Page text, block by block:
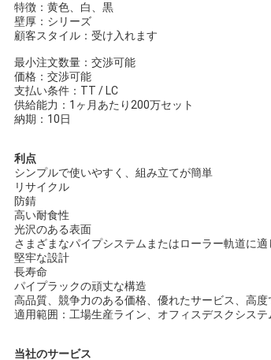
特徴：黄色、白、黒
壁厚：シリーズ
顧客スタイル：受け入れます
最小注文数量：交渉可能
価格：交渉可能
支払い条件：TT / LC
供給能力：1ヶ月あたり200万セット
納期：10日
利点
シンプルで使いやすく、組み立てが簡単
リサイクル
防錆
高い耐食性
光沢のある表面
さまざまなパイプシステムまたはローラー軌道に適
堅牢な設計
長寿命
パイプラックの頑丈な構造
高品質、競争力のある価格、優れたサービス、高
適用範囲：工場生産ライン、オフィスデスクシス
当社のサービス